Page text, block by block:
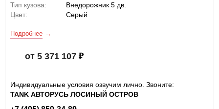
Тип кузова:
Внедорожник 5 дв.
Цвет:
Серый
Подробнее
от 5 371 107
Индивидуальные условия озвучим лично. Звоните:
TANK АВТОРУСЬ ЛОСИНЫЙ ОСТРОВ